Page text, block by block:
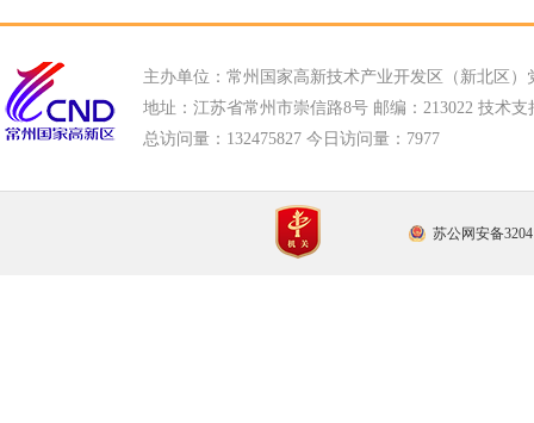
主办单位：常州国家高新技术产业开发区（新北区）
地址：江苏省常州市崇信路8号 邮编：213022 技术支
总访问量： 132475827 今日访问量： 7977
苏公网安备